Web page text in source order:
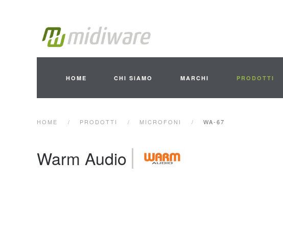
HOME CHI SIAMO MARCHI PRODOTTI
HOME PRODOTTI MICROFONI WA-67
Warm Audio